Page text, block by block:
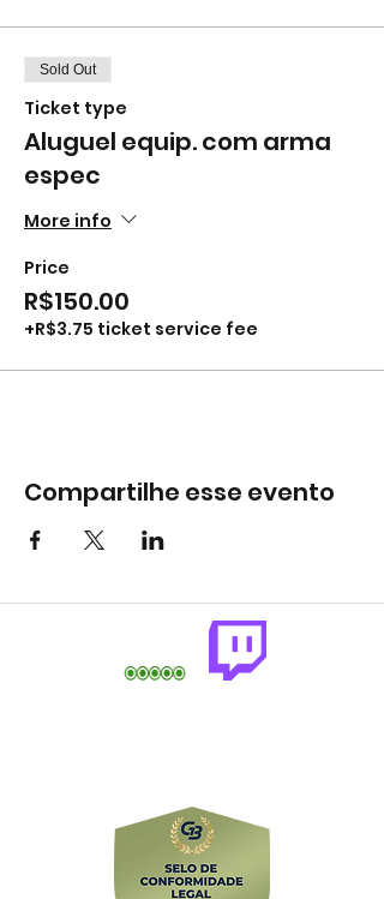
Sold Out
Ticket type
Aluguel equip. com arma
espec
More info
Price
R$150.00
+R$3.75 ticket service fee
Compartilhe esse evento